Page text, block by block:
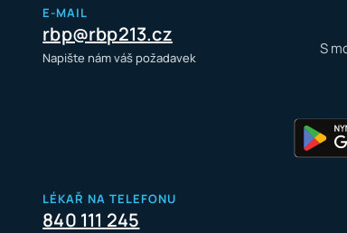
E-MAIL
rbp@rbp213.cz
Napište nám váš požadavek
LÉKAŘ NA TELEFONU
840 111 245
S